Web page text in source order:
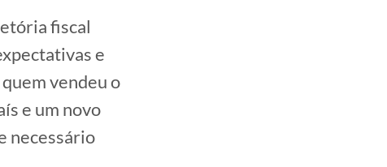
fiscal
e
vendeu o
e um novo
necessário